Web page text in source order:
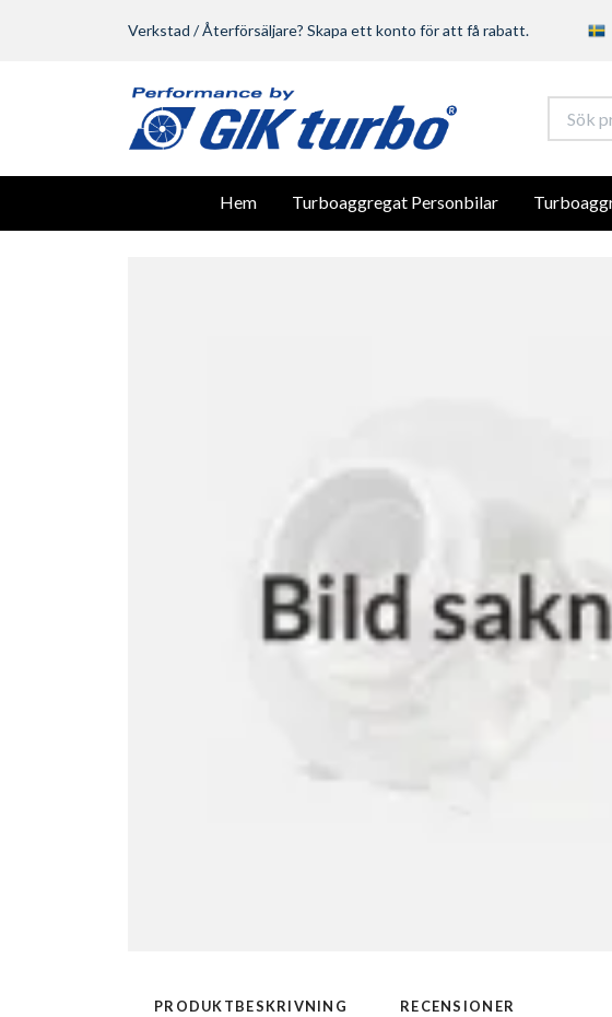
Verkstad / Återförsäljare? Skapa ett konto för att få rabatt.
Hem Turboaggregat Personbilar
PRODUKTBESKRIVNING RECENSIONER